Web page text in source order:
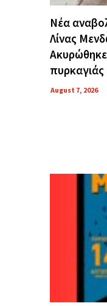
Νέα
Λίνας
August 7, 2026